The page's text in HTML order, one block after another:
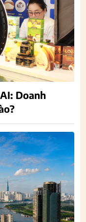
Doanh